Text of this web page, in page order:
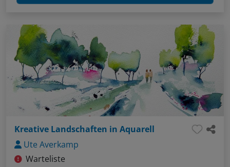
Kreative Landschaften in Aquarell
Ute Averkamp
Warteliste